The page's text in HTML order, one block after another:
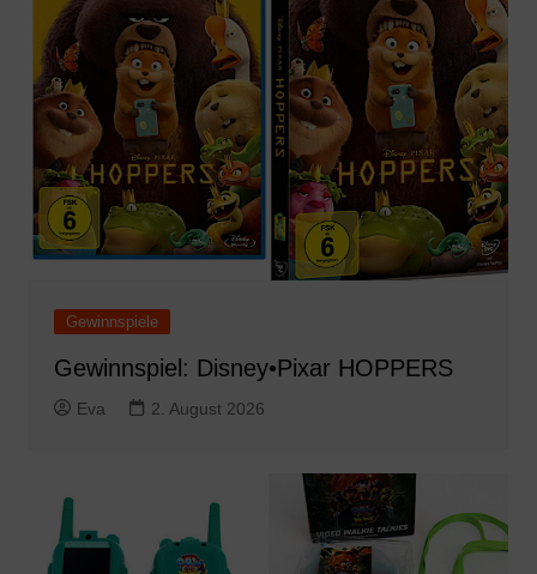
Gewinnspiele
Gewinnspiel: Disney•Pixar HOPPERS
Eva 2. August 2026